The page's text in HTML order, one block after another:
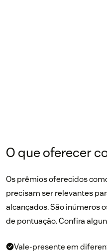
O que oferecer
Os prêmios oferecidos
precisam ser relevantes
alcançados. São inúmeros
de pontuação. Confira
Vale-presente em